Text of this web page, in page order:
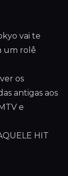
vai te
um rolê
os
antigas aos
e
HIT